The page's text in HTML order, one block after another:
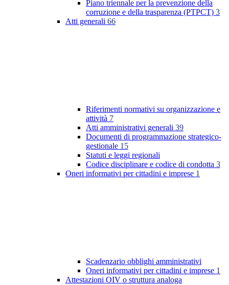
Piano triennale per la prevenzione della
corruzione e della trasparenza (PTPCT) 3
Atti generali 66
Riferimenti normativi su organizzazione e
attività 7
Atti amministrativi generali 39
Documenti di programmazione strategico-
gestionale 15
Statuti e leggi regionali
Codice disciplinare e codice di condotta 3
Oneri informativi per cittadini e imprese 1
Scadenzario obblighi amministrativi
Oneri informativi per cittadini e imprese 1
Attestazioni OIV o struttura analoga